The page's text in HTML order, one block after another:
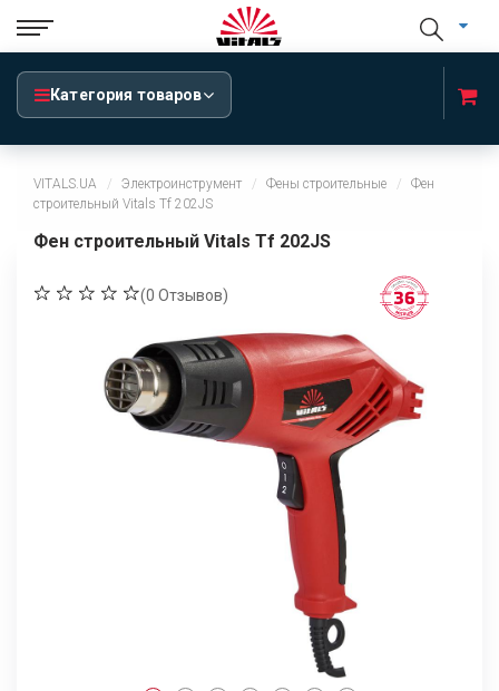
Категория товаров
VITALS.UA Электроинструмент Фены строительные
Фен
строительный Vitals Tf 202JS
Фен строительный Vitals Tf 202JS
(0 Отзывов)